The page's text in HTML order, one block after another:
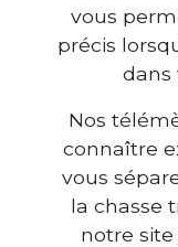
vous
précis
dans
Nos
connaître
vous
la chasse
notre